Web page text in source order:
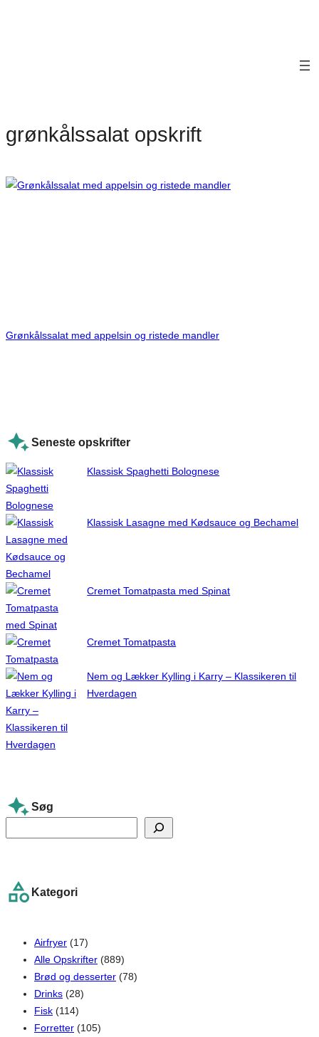
grønkålssalat opskrift
Grønkålssalat med appelsin og ristede mandler
Seneste opskrifter
Klassisk Spaghetti Bolognese
Klassisk Lasagne med Kødsauce og Bechamel
Cremet Tomatpasta med Spinat
Cremet Tomatpasta
Nem og Lækker Kylling i Karry – Klassikeren til
Hverdagen
Søg
e
c
Kategori
Airfryer (17)
Alle Opskrifter (889)
Brød og desserter (78)
Drinks (28)
Fisk (114)
Forretter (105)